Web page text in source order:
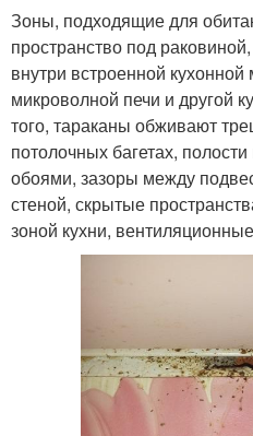
Зоны, подходящие для
пространство под
внутри встроенной кухонной
микроволной печи и другой
того, тараканы обживают
потолочных багетах,
обоями, зазоры между
стеной, скрытые
зоной кухни,